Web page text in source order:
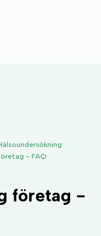
- FAQ
företag -